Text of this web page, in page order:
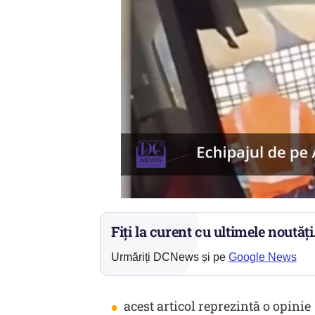
Fiți la curent cu ultimele
Urmăriți DCNews și pe Google News
• acest articol reprezintă o opinie